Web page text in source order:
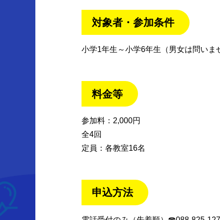
対象者・参加条件
小学1年生～小学6年生（男女は問いま
料金等
参加料：2,000円
全4回
定員：各教室16名
申込方法